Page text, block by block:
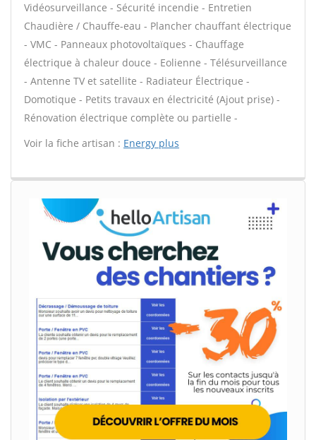
Vidéosurveillance - Sécurité incendie - Entretien
Chaudière / Chauffe-eau - Plancher chauffant électrique
- VMC - Panneaux photovoltaïques - Chauffage
électrique à chaleur douce - Eolienne - Télésurveillance
- Antenne TV et satellite - Radiateur Électrique -
Domotique - Petits travaux en électricité (Ajout prise) -
Rénovation électrique complète ou partielle -
Voir la fiche artisan : Energy plus